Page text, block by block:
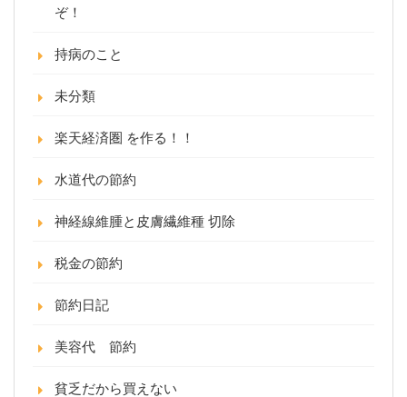
ぞ！
持病のこと
未分類
楽天経済圏 を作る！！
水道代の節約
神経線維腫と皮膚繊維種 切除
税金の節約
節約日記
美容代 節約
貧乏だから買えない